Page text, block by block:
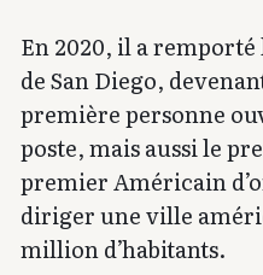
En 2020, il a
de San Diego,
première personne
poste, mais aussi le
premier Américain
diriger une ville
million d’habitants.